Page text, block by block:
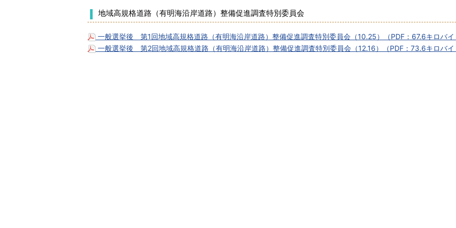
地域高規格道路（有明海沿岸道路）整備促進調査特別委員会
一般選挙後 第1回地域高規格道路（有明海沿岸道路）整備促進調査特別委員会（10.25）（PDF：67.6キロバイ
一般選挙後 第2回地域高規格道路（有明海沿岸道路）整備促進調査特別委員会（12.16）（PDF：73.6キロバイ